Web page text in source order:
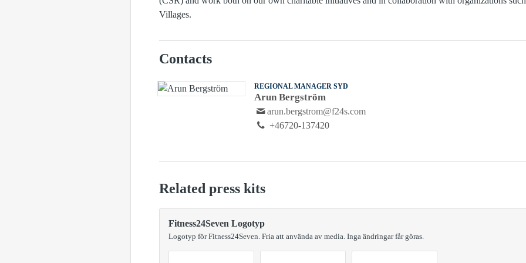
Villages.
Contacts
REGIONAL MANAGER SYD
Arun Bergström
arun.bergstrom@f24s.com
+46720-137420
Related press kits
Fitness24Seven Logotyp
Logotyp för Fitness24Seven. Fria att använda av media. Inga ändringar får göras.